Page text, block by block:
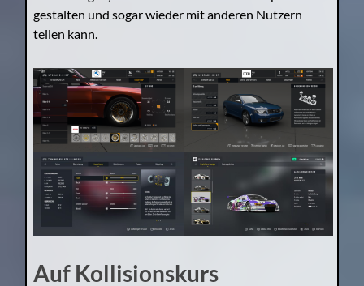
gestalten und sogar wieder mit anderen Nutzern
teilen kann.
Auf Kollisionskurs